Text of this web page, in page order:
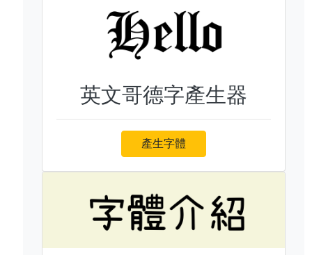
英文哥德字產生器
產生字體